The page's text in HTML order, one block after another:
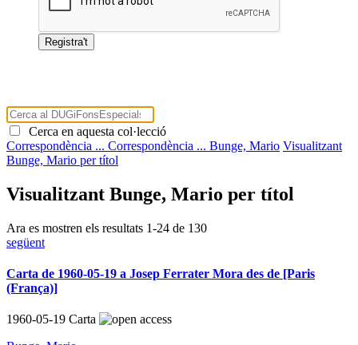
Cerca en aquesta col·lecció
Correspondència ... Correspondència ... Bunge, Mario Visualitzant
Bunge, Mario per títol
Visualitzant Bunge, Mario per títol
Ara es mostren els resultats 1-24 de 130
següent
Carta de 1960-05-19 a Josep Ferrater Mora des de [Paris
(França)]
1960-05-19 Carta